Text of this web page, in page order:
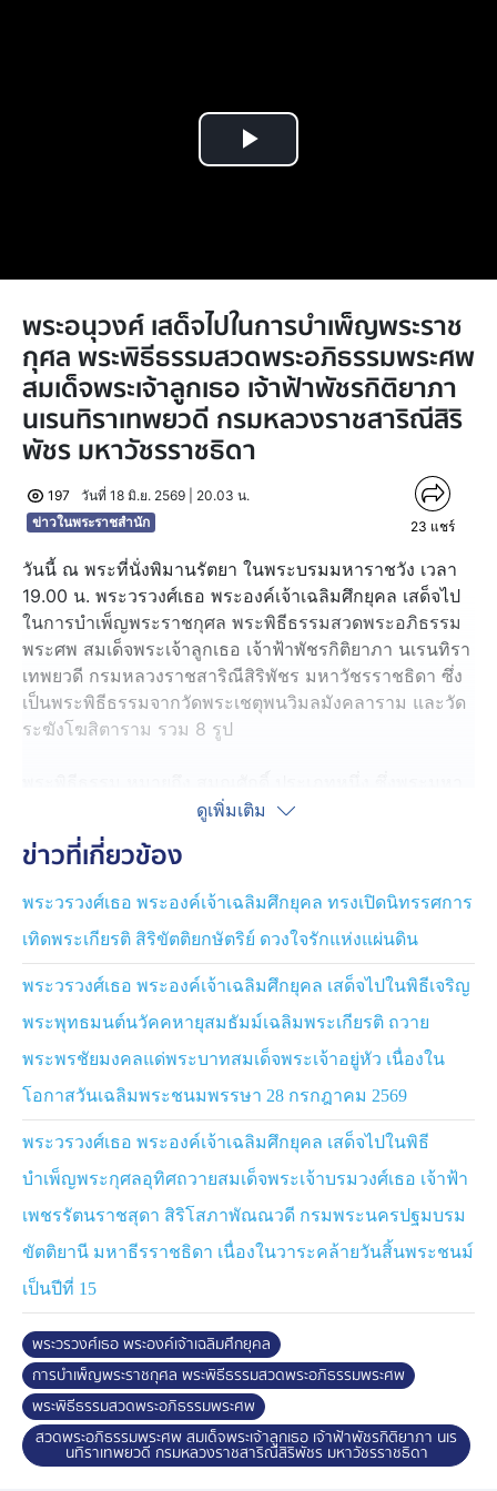
Play
พระอนุวงศ์ เสด็จไปในการบำเพ็ญพระราช
กุศล พระพิธีธรรมสวดพระอภิธรรมพระศพ
สมเด็จพระเจ้าลูกเธอ เจ้าฟ้าพัชรกิติยาภา
นเรนทิราเทพยวดี กรมหลวงราชสาริณีสิริ
พัชร มหาวัชรราชธิดา
197
วันที่ 18 มิ.ย. 2569 | 20.03 น.
ข่าวในพระราชสำนัก
23 แชร์
วันนี้ ณ พระที่นั่งพิมานรัตยา ในพระบรมมหาราชวัง เวลา
19.00 น. พระวรวงศ์เธอ พระองค์เจ้าเฉลิมศึกยุคล เสด็จไป
ในการบำเพ็ญพระราชกุศล พระพิธีธรรมสวดพระอภิธรรม
พระศพ สมเด็จพระเจ้าลูกเธอ เจ้าฟ้าพัชรกิติยาภา นเรนทิรา
เทพยวดี กรมหลวงราชสาริณีสิริพัชร มหาวัชรราชธิดา ซึ่ง
เป็นพระพิธีธรรมจากวัดพระเชตุพนวิมลมังคลาราม และวัด
ระฆังโฆสิตาราม รวม 8 รูป
กษัตริย์ ทรงพระกรุณาโปรดเกล้าโปรดกระหม่อมให้ตั้งจาก
วัดที่เป็นพระอารามหลวงเป็นส่วนมาก ปัจจุบันมี 10 วัด
ได้แก่ วัดราชสิทธาราม, วัดอนงคาราม, วัดประยุรวงศาวาส,
วัดจักรวรรดิราชาวาส, วัดระฆังโฆสิตาราม, วัดมหาธาตุยุว
ราชรังสฤษฎิ์, วัดสระเกศ, วัดบวรนิเวศวิหาร, วัดพระเชตุพน
วิมลมังคลาราม และวัดสุทัศนเทพวราราม ซึ่งจะแต่งตั้งวัด
ละ 1 สำรับ ประกอบด้วยพระสงฆ์ 4 รูป ซึ่งจะสวดพระพุทธ
มนต์ในการบำเพ็ญพระราชกุศลต่าง ๆ
ช่วงเวลา 17.00 น. หม่อมเจ้าฑิฆัมพร ยุคล เสด็จไปในการ
พระพิธีธรรมสวดพระอภิธรรมพระศพ สมเด็จพระเจ้าลูกเธอ
เจ้าฟ้าพัชรกิติยาภา นเรนทิราเทพยวดี กรมหลวงราชสาริณี
สิริพัชร มหาวัชรราชธิดา ซึ่งมาจากวัดจักรวรรดิราชาวาส
และวัดมหาธาตุยุวราชรังสฤษฎิ์ รวม 8 รูป
สำหรับการพระพิธีธรรมสวดพระอภิธรรมพระศพ สมเด็จ
พระเจ้าลูกเธอ เจ้าฟ้าพัชรกิติยาภา นเรนทิราเทพยวดี กรม
หลวงราชสาริณีสิริพัชร มหาวัชรราชธิดา พระบาทสมเด็จ
พระเจ้าอยู่หัว ทรงพระกรุณาโปรดเกล้าโปรดกระหม่อมให้มี
พระพิธีธรรมสวดพระอภิธรรมพระศพฯ ประจำทั้งกลางวัน
กลางคืน และมีการประโคมย่ำยาม 6 ช่วงเวลา คือ เวลา
06.00 น., 09.00 น., 12.00 น., 15.00 น., 18.00 น. และ
21.00 น. กำหนด 100 วัน ทั้งนี้ การประโคมย่ำยาม เป็นการ
บรรเลงดนตรีไทยในงานพระราชพิธีพระบรมศพ หรือพระ
ศพ เป็นเครื่องประกอบพระราชอิสริยยศ หรือพระอิสริยยศ
และเป็นสัญญาณการบอกยาม หรือบอกเวลา ให้ทราบ
ดูเพิ่มเติม
ข่าวที่เกี่ยวข้อง
พระวรวงศ์เธอ พระองค์เจ้าเฉลิมศึกยุคล ทรงเปิดนิทรรศการ
เทิดพระเกียรติ สิริขัตติยกษัตริย์ ดวงใจรักแห่งแผ่นดิน
พระวรวงศ์เธอ พระองค์เจ้าเฉลิมศึกยุคล เสด็จไปในพิธีเจริญ
พระพุทธมนต์นวัคคหายุสมธัมม์เฉลิมพระเกียรติ ถวาย
พระพรชัยมงคลแด่พระบาทสมเด็จพระเจ้าอยู่หัว เนื่องใน
โอกาสวันเฉลิมพระชนมพรรษา 28 กรกฎาคม 2569
พระวรวงศ์เธอ พระองค์เจ้าเฉลิมศึกยุคล เสด็จไปในพิธี
บำเพ็ญพระกุศลอุทิศถวายสมเด็จพระเจ้าบรมวงศ์เธอ เจ้าฟ้า
เพชรรัตนราชสุดา สิริโสภาพัณณวดี กรมพระนครปฐมบรม
ขัตติยานี มหาธีรราชธิดา เนื่องในวาระคล้ายวันสิ้นพระชนม์
เป็นปีที่ 15
พระวรวงศ์เธอ พระองค์เจ้าเฉลิมศึกยุคล
การบำเพ็ญพระราชกุศล พระพิธีธรรมสวดพระอภิธรรมพระศพ
พระพิธีธรรมสวดพระอภิธรรมพระศพ
สวดพระอภิธรรมพระศพ สมเด็จพระเจ้าลูกเธอ เจ้าฟ้าพัชรกิติยาภา นเร
นทิราเทพยวดี กรมหลวงราชสาริณีสิริพัชร มหาวัชรราชธิดา